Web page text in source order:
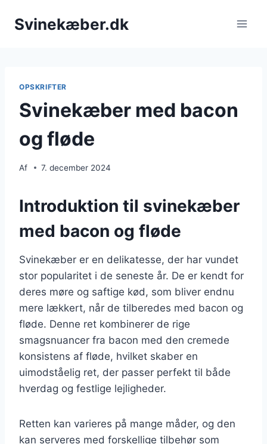
Svinekæber.dk
OPSKRIFTER
Svinekæber med bacon
og fløde
Af 7. december 2024
Introduktion til svinekæber
med bacon og fløde
Svinekæber er en delikatesse, der har vundet
stor popularitet i de seneste år. De er kendt for
deres møre og saftige kød, som bliver endnu
mere lækkert, når de tilberedes med bacon og
fløde. Denne ret kombinerer de rige
smagsnuancer fra bacon med den cremede
konsistens af fløde, hvilket skaber en
uimodståelig ret, der passer perfekt til både
hverdag og festlige lejligheder.
Retten kan varieres på mange måder, og den
kan serveres med forskellige tilbehør som